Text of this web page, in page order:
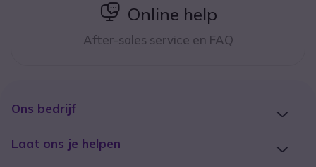
icon
Online help
After-sales service en FAQ
Ons bedrijf
Laat ons je helpen